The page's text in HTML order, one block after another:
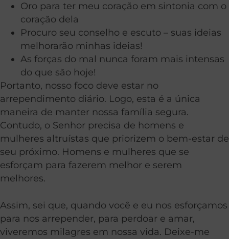
Oro para ter meu coração em sintonia com o
coração dela
Procuro seu conselho e escuto – suas ideias
melhorarão minhas ideias!
As forças do mal nunca foram mais intensas
do que são hoje!
Portanto, nosso foco deve estar no
arrependimento diário. Logo, esta é a única
maneira de manter nossa família segura.
Contudo, o Senhor precisa de homens e
mulheres altruístas que priorizem o bem-estar de
seu próximo. Homens e mulheres que se
esforçam para fazerem melhor e serem
melhores.
Assim, sei que, quando você e eu nos esforçamos
para nos arrepender, para perdoar e amar,
viveremos milagres em nossa vida. Deixe-me